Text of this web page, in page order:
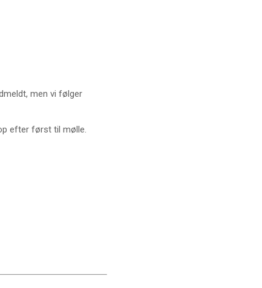
men vi følger
efter først til mølle.